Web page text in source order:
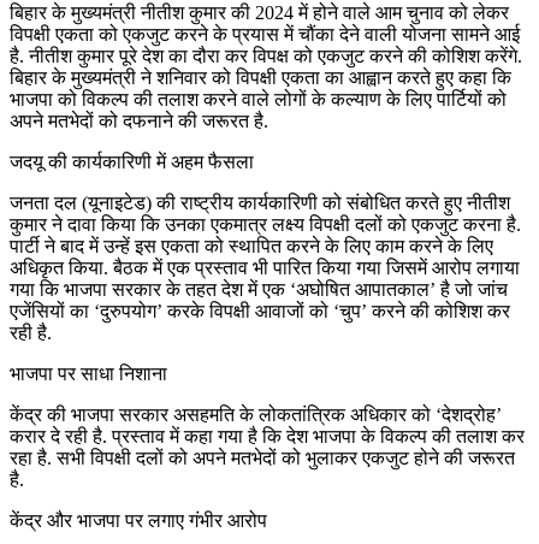
बिहार के मुख्यमंत्री नीतीश कुमार की 2024 में होने वाले आम चुनाव को लेकर
विपक्षी एकता को एकजुट करने के प्रयास में चौंका देने वाली योजना सामने आई
है. नीतीश कुमार पूरे देश का दौरा कर विपक्ष को एकजुट करने की कोशिश करेंगे.
बिहार के मुख्यमंत्री ने शनिवार को विपक्षी एकता का आह्वान करते हुए कहा कि
भाजपा को विकल्प की तलाश करने वाले लोगों के कल्याण के लिए पार्टियों को
अपने मतभेदों को दफनाने की जरूरत है.
जदयू की कार्यकारिणी में अहम फैसला
जनता दल (यूनाइटेड) की राष्ट्रीय कार्यकारिणी को संबोधित करते हुए नीतीश
कुमार ने दावा किया कि उनका एकमात्र लक्ष्य विपक्षी दलों को एकजुट करना है.
पार्टी ने बाद में उन्हें इस एकता को स्थापित करने के लिए काम करने के लिए
अधिकृत किया. बैठक में एक प्रस्ताव भी पारित किया गया जिसमें आरोप लगाया
गया कि भाजपा सरकार के तहत देश में एक ‘अघोषित आपातकाल’ है जो जांच
एजेंसियों का ‘दुरुपयोग’ करके विपक्षी आवाजों को ‘चुप’ करने की कोशिश कर
रही है.
भाजपा पर साधा निशाना
केंद्र की भाजपा सरकार असहमति के लोकतांत्रिक अधिकार को ‘देशद्रोह’
करार दे रही है. प्रस्ताव में कहा गया है कि देश भाजपा के विकल्प की तलाश कर
रहा है. सभी विपक्षी दलों को अपने मतभेदों को भुलाकर एकजुट होने की जरूरत
है.
केंद्र और भाजपा पर लगाए गंभीर आरोप